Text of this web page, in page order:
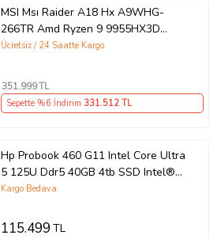
MSI Msı Raider A18 Hx A9WHG-
266TR Amd Ryzen 9 9955HX3D
64GB Ram Ddr5 2tb SSD Rtx 5070
Windows 11 Pro K42
Ücretsiz / 24 Saatte Kargo
351.999TL
Sepette %6 İndirim 331.512TL
Hp Probook 460 G11 Intel Core Ultra
5 125U Ddr5 40GB 4tb SSD Intel®
Aı Boost 16" Wuxga IPS Freedos
Zetta Çanta
Kargo Bedava
115.499TL